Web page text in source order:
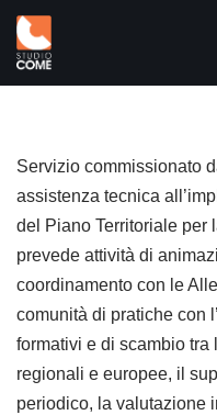
Vai
al
Servizio commissionato
assistenza tecnica
del Piano Territoriale per
prevede attività di
coordinamento con le
comunità di pratiche con
formativi e di scambio
regionali e europee, il
periodico, la valutazione